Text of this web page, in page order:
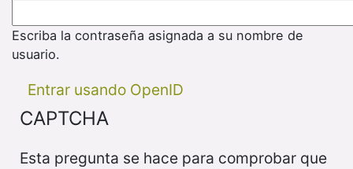
Escriba la contraseña asignada a su nombre de
usuario.
Entrar usando OpenID
CAPTCHA
Esta pregunta se hace para comprobar que